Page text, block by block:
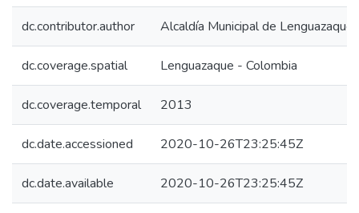
dc.contributor.author Alcaldía Municipal de Lenguazaque
dc.coverage.spatial Lenguazaque - Colombia
dc.coverage.temporal 2013
dc.date.accessioned 2020-10-26T23:25:45Z
dc.date.available 2020-10-26T23:25:45Z